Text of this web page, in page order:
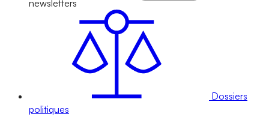
newsletters
Dossiers
politiques